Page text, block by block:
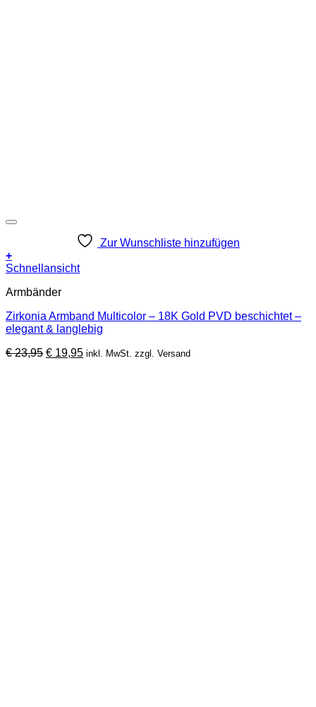
Zur Wunschliste hinzufügen
+
Schnellansicht
Armbänder
Zirkonia Armband Multicolor – 18K Gold PVD beschichtet –
elegant & langlebig
€23,95 Ursprünglicher
€ 19,95Aktueller
inkl. MwSt. zzgl. Versand